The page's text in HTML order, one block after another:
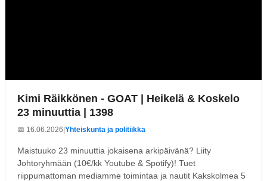
Kimi Räikkönen - GOAT | Heikelä & Koskelo
23 minuuttia | 1398
📅 16.06.2026|Yhteiskunta ja politiikka
Maistuuko 23 minuuttia jokaisena arkipäivänä? Liity
Johtoryhmään (10€/kk Youtube & Spotify)! Tuet
riippumattoman mediamme toimintaa ja nautit Kakskolmea 5